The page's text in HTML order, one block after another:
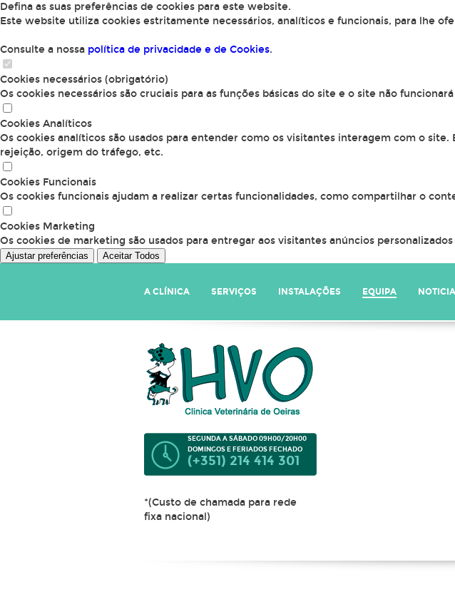
Defina as suas preferências de cookies para este website.
Este website utiliza cookies estritamente necessários, analíticos e funcionais, para lhe
Consulte a nossa política de privacidade e de Cookies.
Cookies necessários (obrigatório)
Os cookies necessários são cruciais para as funções básicas do site e o site não
Cookies Analíticos
Os cookies analíticos são usados para entender como os visitantes interagem com o
rejeição, origem do tráfego, etc.
Cookies Funcionais
Os cookies funcionais ajudam a realizar certas funcionalidades, como compartilhar o
Cookies Marketing
Os cookies de marketing são usados para entregar aos visitantes anúncios
Ajustar preferências Aceitar Todos
A CLÍNICA SERVIÇOS INSTALAÇÕES EQUIPA
SEGUNDA A SÁBADO 09H00/20H00
DOMINGOS E FERIADOS FECHADO
(+351) 214 414 301
*(Custo de chamada para rede
fixa nacional)